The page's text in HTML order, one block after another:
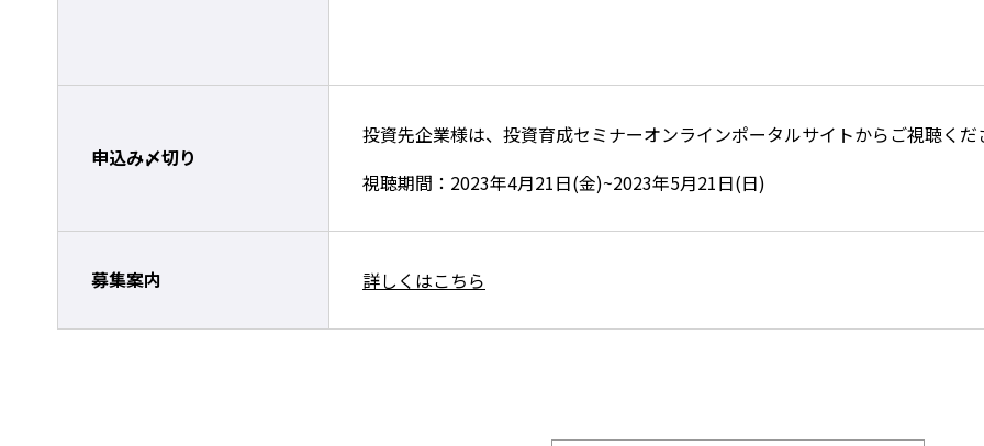
申込み〆切り
投資先企業様は、投資育成セミナーオンラインポータルサイトからご視聴くだ
視聴期間：2023年4月21日(金)~2023年5月21日(日)
募集案内 詳しくはこちら